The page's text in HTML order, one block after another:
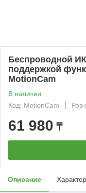
Беспроводной
поддержкой
MotionCam
В наличии
Код: MotionCam
61 980 ₸
Описание